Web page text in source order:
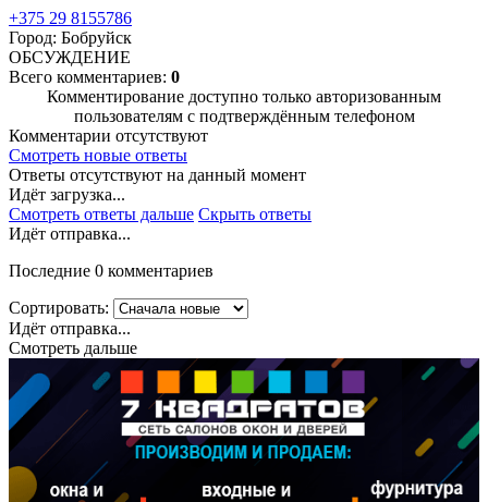
+375 29 8155786
Город: Бобруйск
ОБСУЖДЕНИЕ
Всего комментариев: 0
Комментирование доступно только авторизованным
пользователям с подтверждённым телефоном
Комментарии отсутствуют
Смотреть новые ответы
Ответы отсутствуют на данный момент
Идёт загрузка...
Смотреть ответы дальше Скрыть ответы
Идёт отправка...
Последние 0 комментариев
Сортировать:
Идёт отправка...
Смотреть дальше